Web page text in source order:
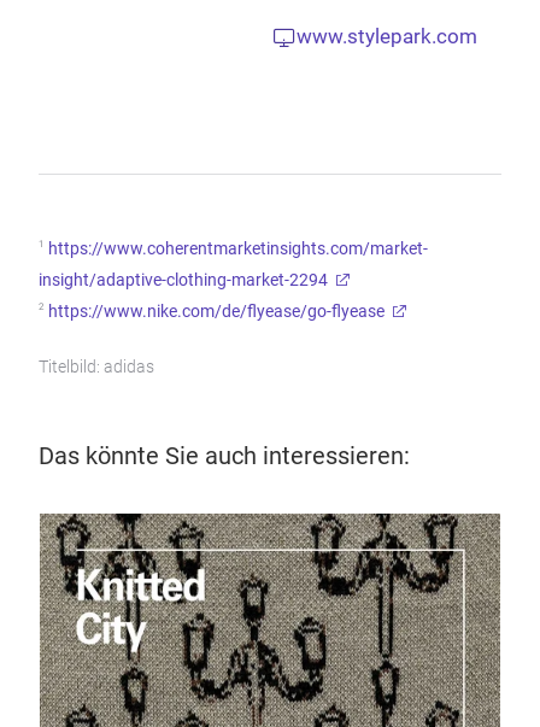
www.stylepark.com
1
https://www.coherentmarketinsights.com/market-
insight/adaptive-clothing-market-2294
2 https://www.nike.com/de/flyease/go-flyease
Titelbild: adidas
Das könnte Sie auch interessieren: